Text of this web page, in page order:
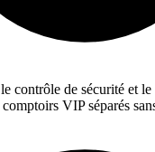
contrôle de sécurité et le
comptoirs VIP séparés